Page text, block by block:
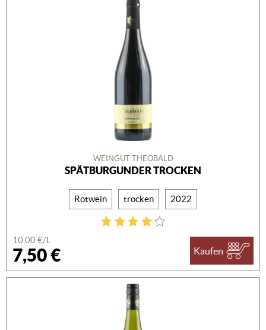
WEINGUT THEOBALD
SPÄTBURGUNDER TROCKEN
Rotwein trocken 2022
10,00 €/L
7,50 € Kaufen